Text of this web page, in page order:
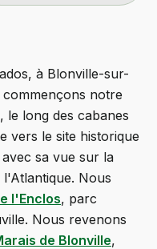
à Blonville-sur-
notre
le long des cabanes
vers le site historique
avec sa vue sur la
Nous
l'Enclos, parc
Nous revenons
de Blonville,